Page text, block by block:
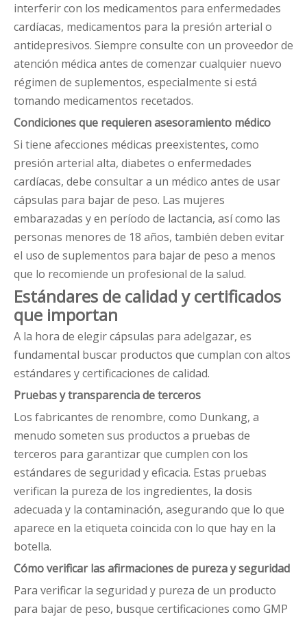
interferir con los medicamentos para enfermedades
cardíacas, medicamentos para la presión arterial o
antidepresivos. Siempre consulte con un proveedor de
atención médica antes de comenzar cualquier nuevo
régimen de suplementos, especialmente si está
tomando medicamentos recetados.
Condiciones que requieren asesoramiento médico
Si tiene afecciones médicas preexistentes, como
presión arterial alta, diabetes o enfermedades
cardíacas, debe consultar a un médico antes de usar
cápsulas para bajar de peso. Las mujeres
embarazadas y en período de lactancia, así como las
personas menores de 18 años, también deben evitar
el uso de suplementos para bajar de peso a menos
que lo recomiende un profesional de la salud.
Estándares de calidad y certificados
que importan
A la hora de elegir cápsulas para adelgazar, es
fundamental buscar productos que cumplan con altos
estándares y certificaciones de calidad.
Pruebas y transparencia de terceros
Los fabricantes de renombre, como Dunkang, a
menudo someten sus productos a pruebas de
terceros para garantizar que cumplen con los
estándares de seguridad y eficacia. Estas pruebas
verifican la pureza de los ingredientes, la dosis
adecuada y la contaminación, asegurando que lo que
aparece en la etiqueta coincida con lo que hay en la
botella.
Cómo verificar las afirmaciones de pureza y seguridad
Para verificar la seguridad y pureza de un producto
para bajar de peso, busque certificaciones como GMP